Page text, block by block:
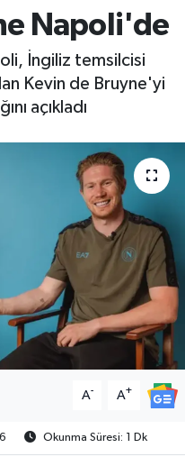
Napoli'de
İngiliz temsilcisi
Kevin de Bruyne'yi
açıkladı
A- A+
Okunma Süresi: 1 Dk